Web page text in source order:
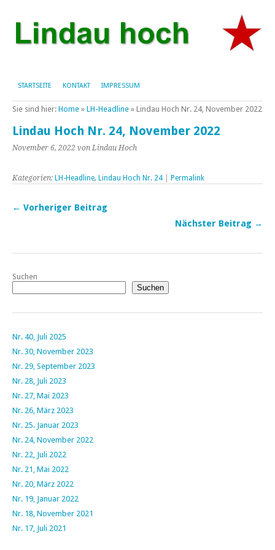
STARTSEITE KONTAKT IMPRESSUM
Sie sind hier: Home » LH-Headline » Lindau Hoch Nr. 24, November 2022
Lindau Hoch Nr. 24, November 2022
November 6, 2022 von Lindau Hoch
Kategorien: LH-Headline, Lindau Hoch Nr. 24 Permalink
← Vorheriger Beitrag
Nächster Beitrag →
Suchen
Suchen
Nr. 40, Juli 2025
Nr. 30, November 2023
Nr. 29, September 2023
Nr. 28, Juli 2023
Nr. 27, Mai 2023
Nr. 26, März 2023
Nr. 25. Januar 2023
Nr. 24, November 2022
Nr. 22, Juli 2022
Nr. 21, Mai 2022
Nr. 20, März 2022
Nr. 19, Januar 2022
Nr. 18, November 2021
Nr. 17, Juli 2021